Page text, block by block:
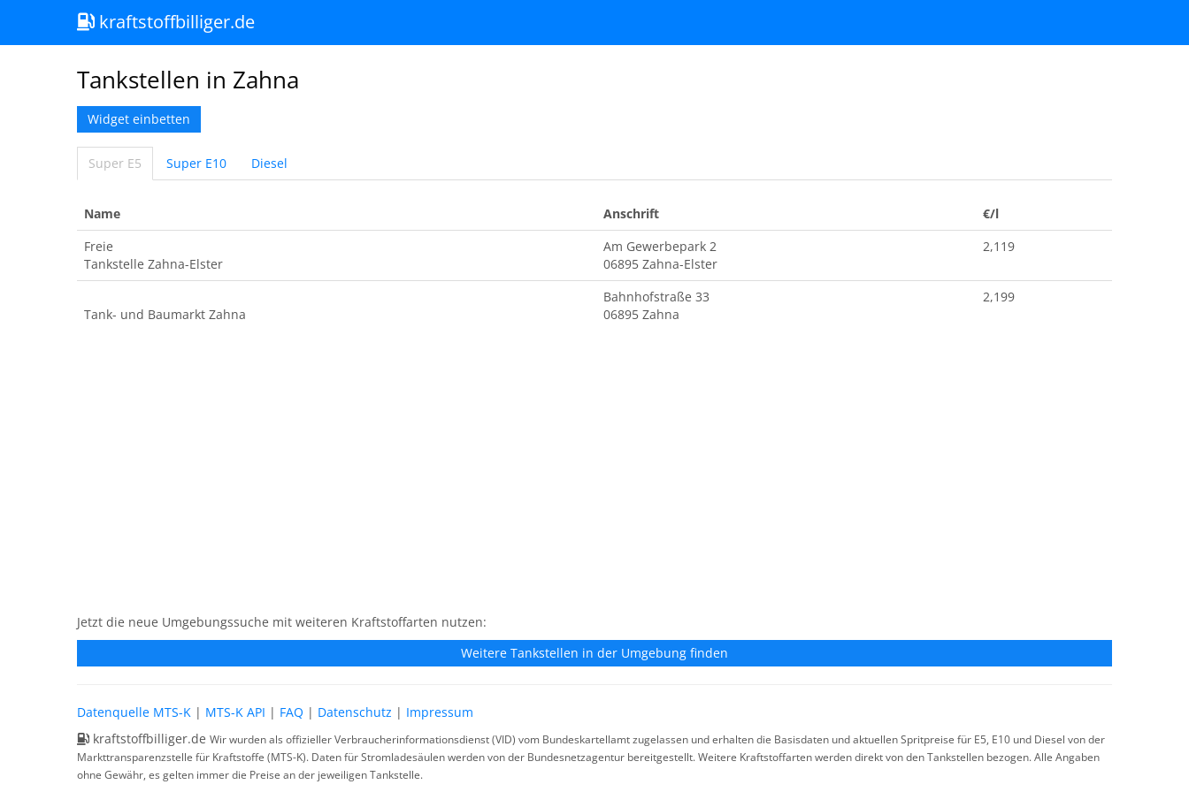
kraftstoffbilliger.de
Tankstellen in Zahna
Widget einbetten
Super E5 Super E10 Diesel
Name Anschrift
€/l
Freie
Tankstelle Zahna-Elster
Am Gewerbepark 2
06895 Zahna-Elster
2,119
Tank- und Baumarkt Zahna
Bahnhofstraße 33
06895 Zahna
2,199
Jetzt die neue Umgebungssuche mit weiteren Kraftstoffarten nutzen:
Weitere Tankstellen in der Umgebung finden
Datenquelle MTS-K | MTS-K API | FAQ | Datenschutz | Impressum
kraftstoffbilliger.de Wir wurden als offizieller Verbraucherinformationsdienst (VID) vom Bundeskartellamt zugelassen und erhalten die Basisdaten und aktuellen Spritpreise für E5, E10 und Diesel von der
Markttransparenzstelle für Kraftstoffe (MTS-K). Daten für Stromladesäulen werden von der Bundesnetzagentur bereitgestellt. Weitere Kraftstoffarten werden direkt von den Tankstellen bezogen. Alle Angaben
ohne Gewähr, es gelten immer die Preise an der jeweiligen Tankstelle.